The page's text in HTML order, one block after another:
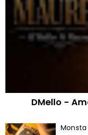
DMello -
Monsta